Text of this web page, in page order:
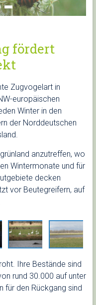
5
fördert
Zugvogelart in
europäischen
Winter in den
der Norddeutschen
anzutreffen, wo
Wintermonate und für
decken
vor Beutegreifern, auf
Ihre Bestände sind
rund 30.000 auf unter
für den Rückgang sind